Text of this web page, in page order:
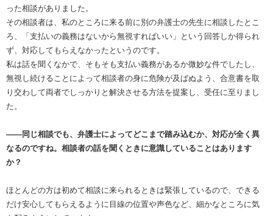
った相談がありました。
その相談者は、私のところに来る前に別の弁護士の先生に相談したとこ
ろ、「支払いの義務はないから無視すればいい」という回答しか得られ
ず、対応してもらえなかったというのです。
私は話を聞くなかで、そもそも支払い義務があるか微妙な件でしたし、
無視し続けることによって相談者の身に危険が及ばぬよう、合意書を取
り交わして両者でしっかりと解決させる方法を提案し、受任に至りまし
た。
――同じ相談でも、弁護士によってどこまで踏み込むか、対応が全く異
なるのですね。相談者の話を聞くときに意識していることはあります
か？
ほとんどの方は初めて相談に来られるときは緊張しているので、できる
だけ安心してもらえるように目線の位置や声色など、細かなところに気